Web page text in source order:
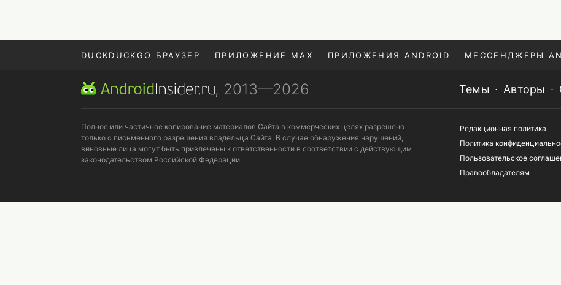
DUCKDUCKGO БРАУЗЕР ПРИЛОЖЕНИЕ MAX ПРИЛОЖЕНИЯ ANDROID МЕССЕНДЖЕРЫ
POCO F9 ULTRA , 2013—2026 Темы Авторы
Полное или частичное копирование материалов Сайта в коммерческих целях разрешено
только с письменного разрешения владельца Сайта. В случае обнаружения нарушений,
виновные лица могут быть привлечены к ответственности в соответствии с действующим
законодательством Российской Федерации.
Редакционная политика
Политика
Пользовательское
Правообладателям